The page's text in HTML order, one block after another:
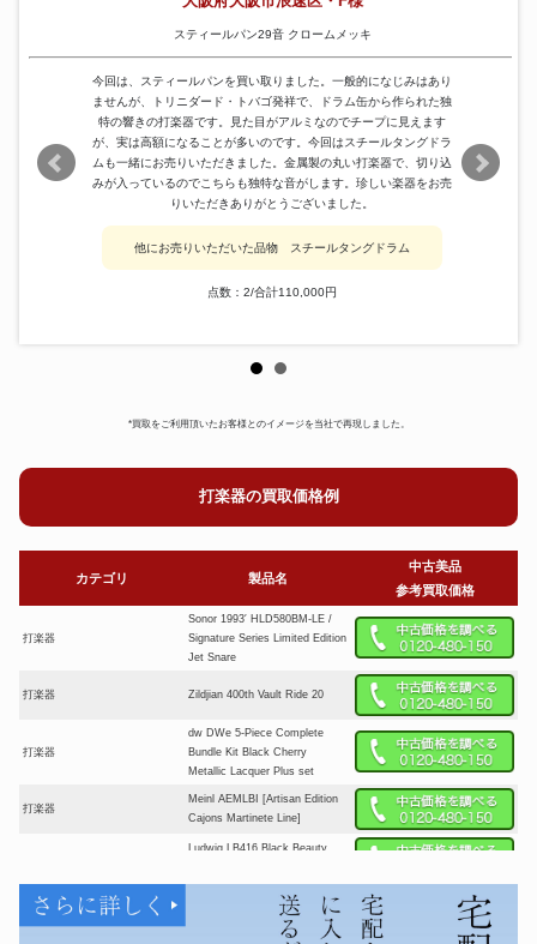
スティールパン29音 クロームメッキ
今回は、スティールパンを買い取りました。一般的になじみはあり
ませんが、トリニダード・トバゴ発祥で、ドラム缶から作られた独
特の響きの打楽器です。見た目がアルミなのでチープに見えます
が、実は高額になることが多いのです。今回はスチールタングドラ
ムも一緒にお売りいただきました。金属製の丸い打楽器で、切り込
みが入っているのでこちらも独特な音がします。珍しい楽器をお売
りいただきありがとうございました。
他にお売りいただいた品物 スチールタングドラム
点数：2/合計110,000円
*買取をご利用頂いたお客様とのイメージを当社で再現しました。
打楽器の買取価格例
カテゴリ 製品名
中古美品
参考買取価格
打楽器
Sonor 1993′ HLD580BM-LE /
Signature Series Limited Edition
Jet Snare
打楽器 Zildjian 400th Vault Ride 20
打楽器
dw DWe 5-Piece Complete
Bundle Kit Black Cherry
Metallic Lacquer Plus set
打楽器
Meinl AEMLBI [Artisan Edition
Cajons Martinete Line]
Ludwig LB416 Black Beauty
打楽器
goldon ゴールドン プロアルトサ